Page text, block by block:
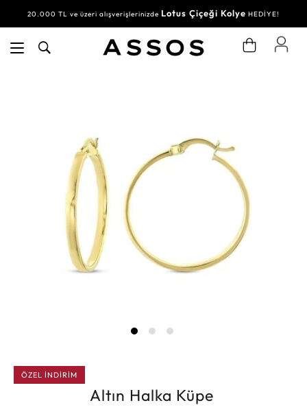
20.000 TL ve üzeri alışverişlerinizde Lotus Çiçeği Kolye HEDİYE!
ÖZEL İNDİRİM
Altın Halka Küpe